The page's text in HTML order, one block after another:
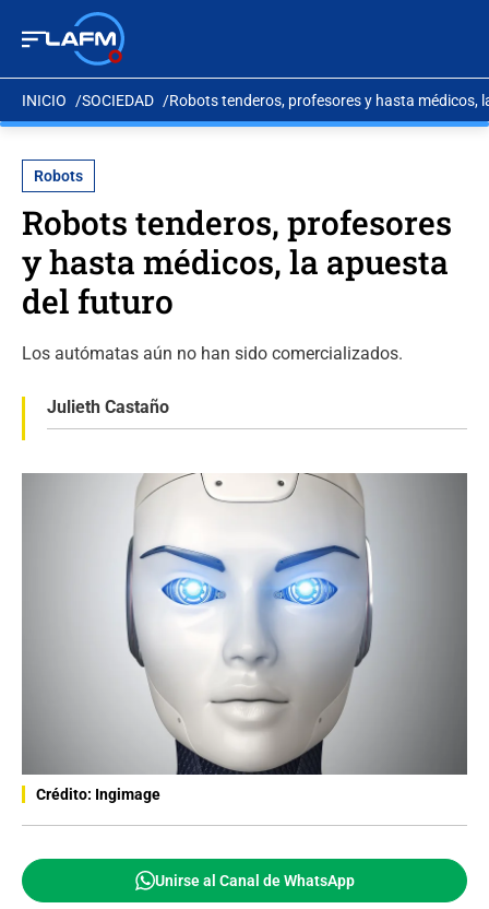
INICIO SOCIEDAD Robots tenderos, profesores y hasta médicos,
Robots
Robots tenderos, profesores
y hasta médicos, la apuesta
del futuro
Los autómatas aún no han sido comercializados.
Julieth Castaño
Crédito: Ingimage
Unirse al Canal de WhatsApp